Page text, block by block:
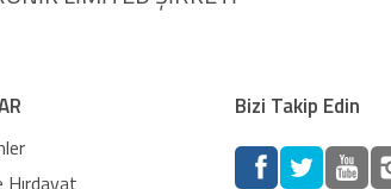
Hırdavat
Bizi Takip Edin